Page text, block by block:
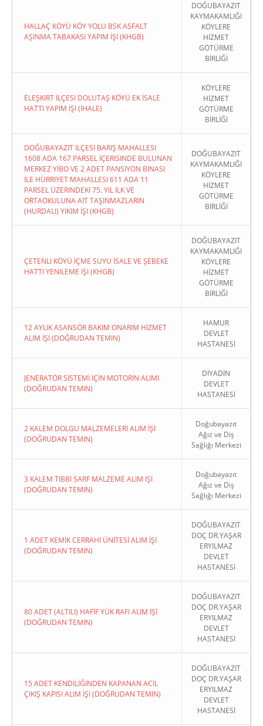
HALLAÇ KÖYÜ KÖY YOLU BSK ASFALT
AŞINMA TABAKASI YAPIM İŞI (KHGB)
DOĞUBAYAZIT
KAYMAKAMLIĞI
KÖYLERE
HİZMET
GÖTÜRME
BİRLİĞİ
ELEŞKIRT İLÇESI DOLUTAŞ KÖYÜ EK İSALE
HATTI YAPIM İŞI (İHALE)
KÖYLERE
HİZMET
GÖTÜRME
BİRLİĞİ
DOĞUBAYAZIT İLÇESI BARIŞ MAHALLESI
1608 ADA 167 PARSEL İÇERISINDE BULUNAN
MERKEZ YİBO VE 2 ADET PANSIYON BINASI
İLE HÜRRIYET MAHALLESI 611 ADA 11
PARSEL ÜZERINDEKI 75. YIL İLK VE
ORTAOKULUNA AIT TAŞINMAZLARIN
(HURDALI) YIKIM İŞI (KHGB)
DOĞUBAYAZIT
KAYMAKAMLIĞI
KÖYLERE
HİZMET
GÖTÜRME
BİRLİĞİ
ÇETENLI KÖYÜ İÇME SUYU İSALE VE ŞEBEKE
HATTI YENILEME İŞI (KHGB)
DOĞUBAYAZIT
KAYMAKAMLIĞI
KÖYLERE
HİZMET
GÖTÜRME
BİRLİĞİ
12 AYLIK ASANSÖR BAKIM ONARIM HİZMET
ALIM İŞİ (DOĞRUDAN TEMIN)
HAMUR
DEVLET
HASTANESİ
JENERATÖR SİSTEMİ İÇİN MOTORİN ALIMI
(DOĞRUDAN TEMIN)
DİYADİN
DEVLET
HASTANESİ
2 KALEM DOLGU MALZEMELERİ ALIM İŞİ
(DOĞRUDAN TEMIN)
Doğubayazıt
Ağız ve Diş
Sağlığı Merkezi
3 KALEM TIBBİ SARF MALZEME ALIM İŞİ
(DOĞRUDAN TEMIN)
Doğubayazıt
Ağız ve Diş
Sağlığı Merkezi
1 ADET KEMİK CERRAHİ ÜNİTESİ ALIM İŞİ
(DOĞRUDAN TEMIN)
DOĞUBAYAZIT
DOÇ DR.YAŞAR
ERYILMAZ
DEVLET
HASTANESİ
80 ADET (ALTILI) HAFİF YÜK RAFI ALIM İŞİ
(DOĞRUDAN TEMIN)
DOĞUBAYAZIT
DOÇ DR.YAŞAR
ERYILMAZ
DEVLET
HASTANESİ
15 ADET KENDİLİĞİNDEN KAPANAN ACİL
ÇIKIŞ KAPISI ALIM İŞİ (DOĞRUDAN TEMIN)
DOĞUBAYAZIT
DOÇ DR.YAŞAR
ERYILMAZ
DEVLET
HASTANESİ